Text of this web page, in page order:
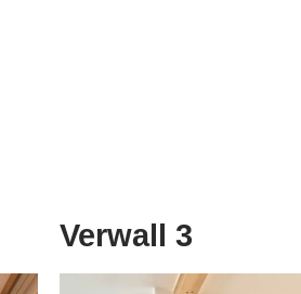
Verwall 3